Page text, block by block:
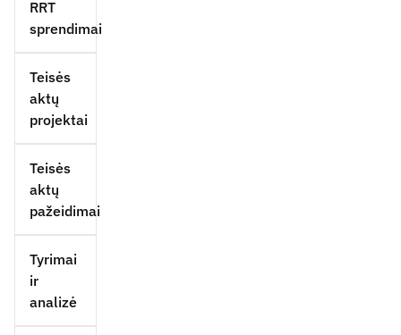
RRT
sprendimai
Teisės
aktų
projektai
Teisės
aktų
pažeidimai
Tyrimai
ir
analizė